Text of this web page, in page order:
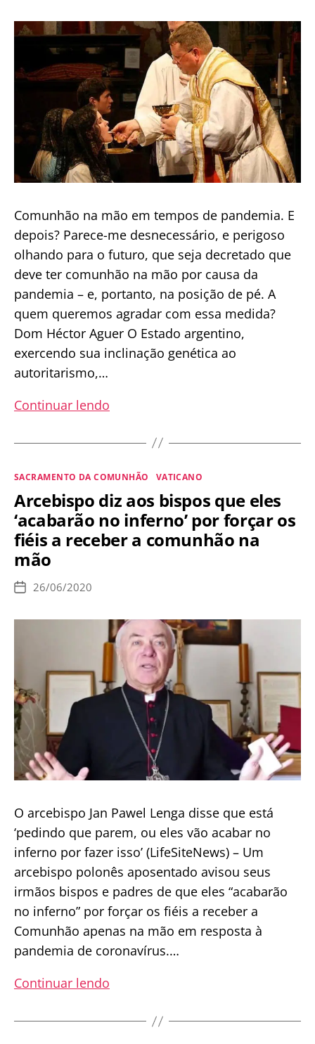
publicação
Comunhão na mão em tempos de pandemia. E
depois? Parece-me desnecessário, e perigoso
olhando para o futuro, que seja decretado que
deve ter comunhão na mão por causa da
pandemia – e, portanto, na posição de pé. A
quem queremos agradar com essa medida?
Dom Héctor Aguer O Estado argentino,
exercendo sua inclinação genética ao
autoritarismo,…
Continuar lendo
“É
e
perigoso
que
usem
impor
a
comunhão
na
mão”
Categorias
SACRAMENTO DA COMUNHÃO VATICANO
Arcebispo diz aos bispos que eles
‘acabarão no inferno’ por forçar os
fiéis a receber a comunhão na
mão
Data
publicação
26/06/2020
O arcebispo Jan Pawel Lenga disse que está
‘pedindo que parem, ou eles vão acabar no
inferno por fazer isso’ (LifeSiteNews) – Um
arcebispo polonês aposentado avisou seus
irmãos bispos e padres de que eles “acabarão
no inferno” por forçar os fiéis a receber a
Comunhão apenas na mão em resposta à
pandemia de coronavírus.…
Continuar lendo
aos